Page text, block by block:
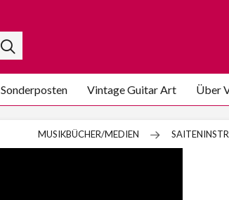
Sonderposten Vintage Guitar Art Über
MUSIKBÜCHER/MEDIEN